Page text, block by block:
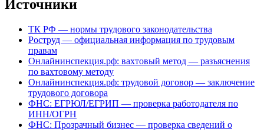
Источники
ТК РФ — нормы трудового законодательства
Роструд — официальная информация по трудовым
правам
Онлайнинспекция.рф: вахтовый метод — разъяснения
по вахтовому методу
Онлайнинспекция.рф: трудовой договор — заключение
трудового договора
ФНС: ЕГРЮЛ/ЕГРИП — проверка работодателя по
ИНН/ОГРН
ФНС: Прозрачный бизнес — проверка сведений о